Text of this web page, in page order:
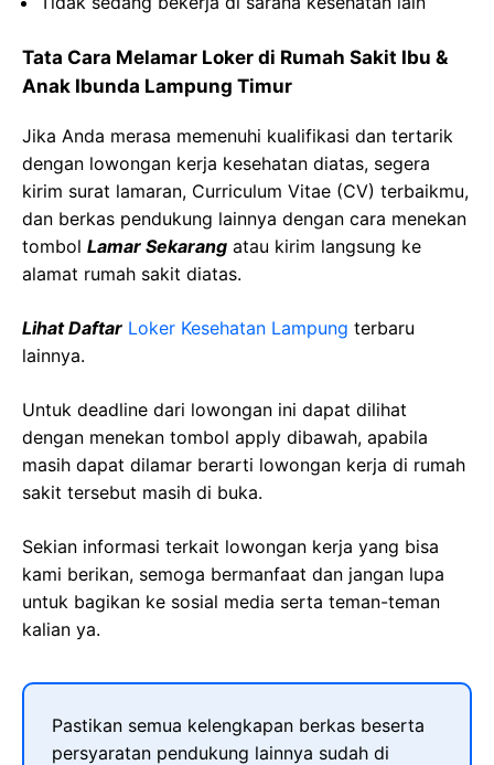
Tata Cara Melamar Loker di Rumah Sakit Ibu &
Anak Ibunda Lampung Timur
Jika Anda merasa memenuhi kualifikasi dan tertarik
dengan lowongan kerja kesehatan diatas, segera
kirim surat lamaran, Curriculum Vitae (CV) terbaikmu,
dan berkas pendukung lainnya dengan cara menekan
tombol Lamar Sekarang atau kirim langsung ke
alamat rumah sakit diatas.
Lihat Daftar Loker Kesehatan Lampung terbaru
lainnya.
Untuk deadline dari lowongan ini dapat dilihat
dengan menekan tombol apply dibawah, apabila
masih dapat dilamar berarti lowongan kerja di rumah
sakit tersebut masih di buka.
Sekian informasi terkait lowongan kerja yang bisa
kami berikan, semoga bermanfaat dan jangan lupa
untuk bagikan ke sosial media serta teman-teman
kalian ya.
Pastikan semua kelengkapan berkas beserta
persyaratan pendukung lainnya sudah di